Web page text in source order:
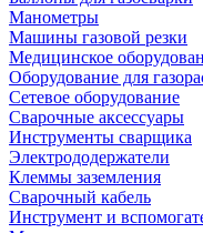
Манометры
Машины газовой резки
Медицинское
Оборудование для
Сетевое оборудование
Сварочные аксессуары
Инструменты сварщика
Электрододержатели
Клеммы заземления
Сварочный кабель
Инструмент и